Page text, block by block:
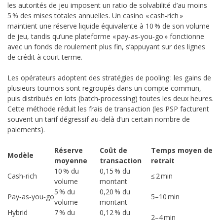
les autorités de jeu imposent un ratio de solvabilité d’au moins
5 % des mises totales annuelles. Un casino « cash‑rich »
maintient une réserve liquide équivalente à 10 % de son volume
de jeu, tandis qu’une plateforme « pay‑as‑you‑go » fonctionne
avec un fonds de roulement plus fin, s’appuyant sur des lignes
de crédit à court terme.
Les opérateurs adoptent des stratégies de pooling : les gains de
plusieurs tournois sont regroupés dans un compte commun,
puis distribués en lots (batch‑processing) toutes les deux heures.
Cette méthode réduit les frais de transaction (les PSP facturent
souvent un tarif dégressif au-delà d’un certain nombre de
paiements).
Modèle
Réserve
moyenne
Coût de
transaction
Temps moyen de
retrait
Cash‑rich
10 % du
volume
0,15 % du
montant
≤ 2 min
Pay‑as‑you‑go
5 % du
volume
0,20 % du
montant
5–10 min
Hybrid
7 % du
0,12 % du
2–4 min